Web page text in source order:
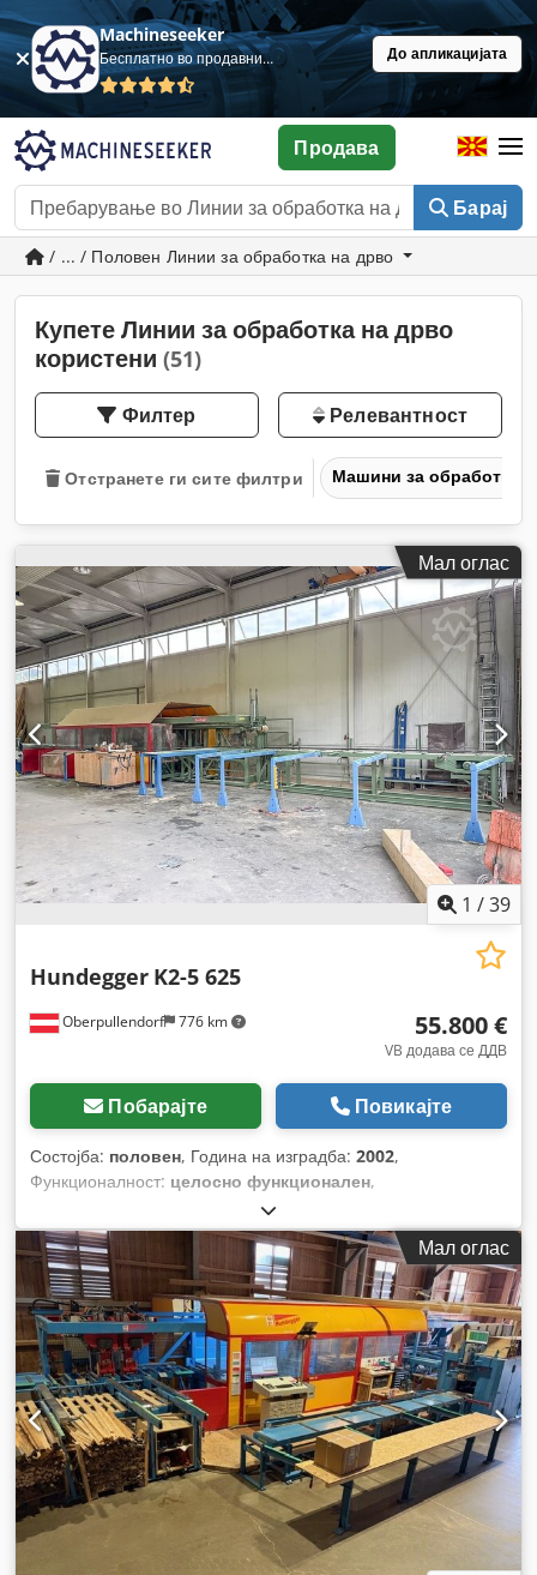
Machineseeker
Бесплатно во продавница До апликацијата
Барај
Продава
/ ... / Половен Линии за обработка на дрво
Купете Линии за обработка на дрво
користени (51)
Филтер Релевантност
Отстранете ги сите филтри Машини за обработка
Мал оглас
1 /39
Oberpullendorf 776 km
Hundegger K2-5 625
55.800 €
VB додава се ДДВ
Побарајте Повикајте
Состојба: половен, Година на изградба: 2002,
Функционалност: целосно функционален,
Мал оглас